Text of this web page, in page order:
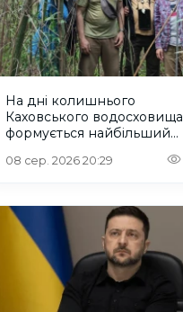
На дні колишнього
Каховського водосховища
формується найбільший
08 сер. 2026 20:29